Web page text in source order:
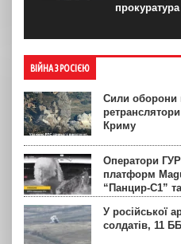
прокуратура
ВІЙНА З РОСІЄЮ
Сили оборони
Криму
Оператори
платформ
“Панцир-С1”
У російської
солдатів, 11